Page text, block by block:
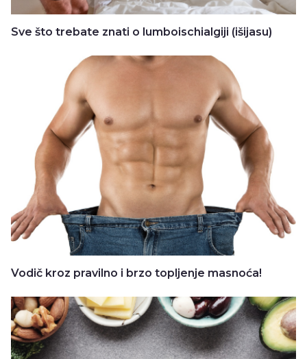
Sve što trebate znati o lumboischialgiji (išijasu)
Vodič kroz pravilno i brzo topljenje masnoća!